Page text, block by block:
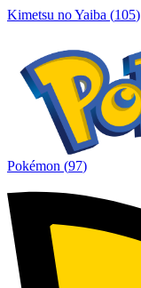
Kimetsu no Yaiba (105)
Pokémon (97)